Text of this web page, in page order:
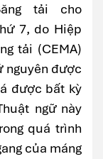
tải cho
7, do Hiệp
tải (CEMA)
nguyên được
được bất kỳ
ngữ này
quá trình
của máng